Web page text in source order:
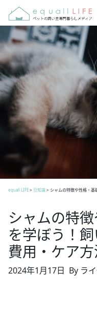
equall LIFE> 豆知識> シャムの特徴や性格・
シャムの特
を学ぼう！
費用・ケア
2024年1月17日 By ラ